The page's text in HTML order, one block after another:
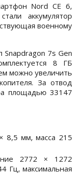
Nord CE 6,
аккумулятор
военному
Snapdragon 7s Gen
8 ГБ
можно увеличить
За отвод
площадью 33147
8,5 мм, масса 215
2772 × 1272
Гц, максимальная